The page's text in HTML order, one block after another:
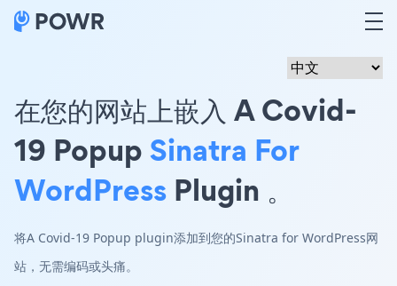
在您的网站上嵌入 A Covid-
19 PopupSinatra For
WordPress Plugin 。
将A Covid-19 Popup plugin添加到您的Sinatra for WordPress网
站，无需编码或头痛。